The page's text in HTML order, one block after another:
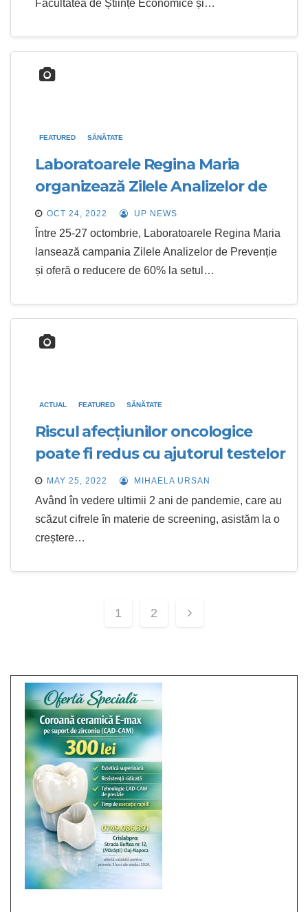
Facultatea de Științe Economice și…
FEATURED SĂNĂTATE
Laboratoarele Regina Maria
organizează Zilele Analizelor de
Prevenție
OCT 24, 2022 UP NEWS
Între 25-27 octombrie, Laboratoarele Regina Maria
lansează campania Zilele Analizelor de Prevenție
și oferă o reducere de 60% la setul…
ACTUAL FEATURED SĂNĂTATE
Riscul afecțiunilor oncologice
poate fi redus cu ajutorul testelor
genetice
MAY 25, 2022 MIHAELA URSAN
Având în vedere ultimii 2 ani de pandemie, care au
scăzut cifrele în materie de screening, asistăm la o
creștere…
Posts
navigation
1 2